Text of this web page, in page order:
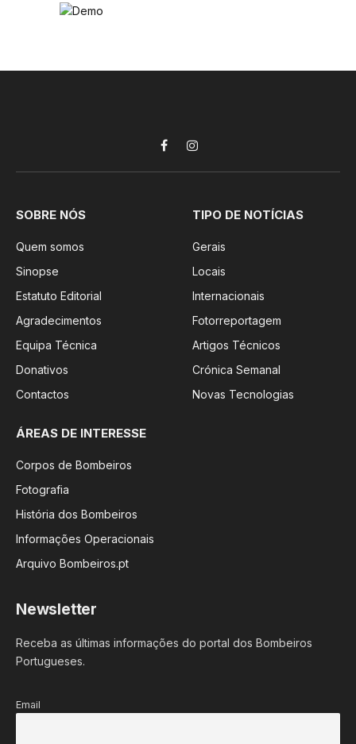
FacebookInstagram
SOBRE NÓS
Quem somos
Sinopse
Estatuto Editorial
Agradecimentos
Equipa Técnica
Donativos
Contactos
TIPO DE NOTÍCIAS
Gerais
Locais
Internacionais
Fotorreportagem
Artigos Técnicos
Crónica Semanal
Novas Tecnologias
ÁREAS DE INTERESSE
Corpos de Bombeiros
Fotografia
História dos Bombeiros
Informações Operacionais
Arquivo Bombeiros.pt
Newsletter
Receba as últimas informações do portal dos Bombeiros
Portugueses.
Email